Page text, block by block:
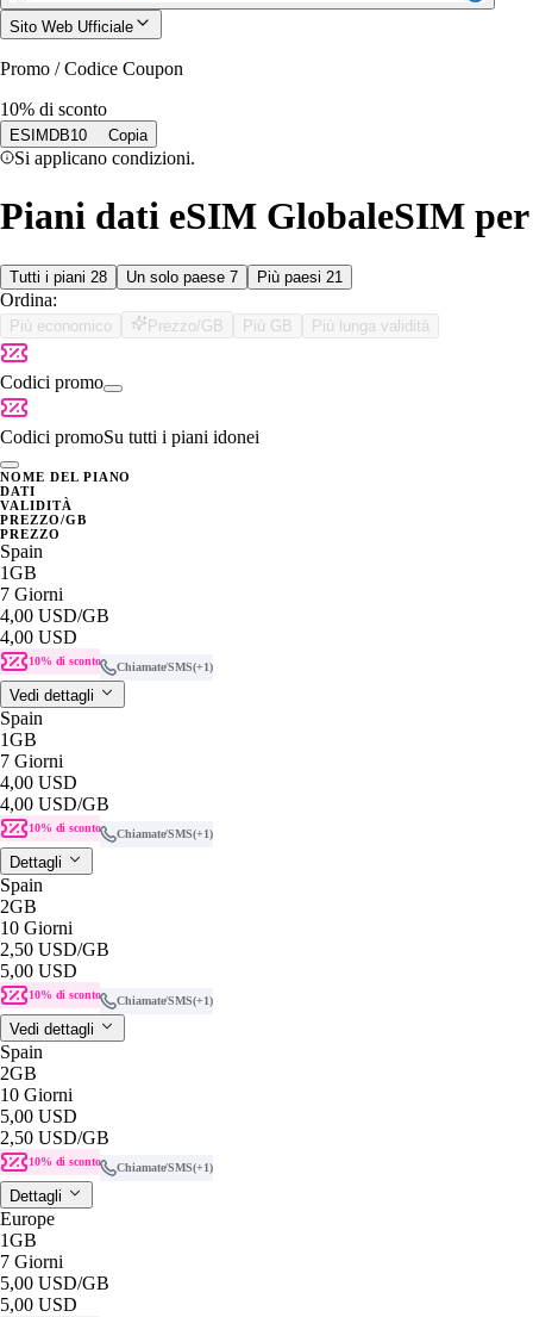
Sito Web Ufficiale
Promo / Codice Coupon
10% di sconto
ESIMDB10 Copia
Si applicano condizioni.
Piani dati eSIM GlobaleSIM per
Tutti i piani 28 Un solo paese 7 Più paesi 21
Ordina:
Più economico Prezzo/GB Più GB Più lunga validità
Codici promo
Codici promoSu tutti i piani idonei
NOME DEL PIANO
DATI
VALIDITÀ
PREZZO/GB
PREZZO
Spain
1GB
7 Giorni
4,00 USD/GB
4,00 USD
10% di sconto Chiamate/SMS(+1)
Vedi dettagli
Spain
1GB
7 Giorni
4,00 USD
4,00 USD/GB
10% di sconto Chiamate/SMS(+1)
Dettagli
Spain
2GB
10 Giorni
2,50 USD/GB
5,00 USD
10% di sconto Chiamate/SMS(+1)
Vedi dettagli
Spain
2GB
10 Giorni
5,00 USD
2,50 USD/GB
10% di sconto Chiamate/SMS(+1)
Dettagli
Europe
1GB
7 Giorni
5,00 USD/GB
5,00 USD